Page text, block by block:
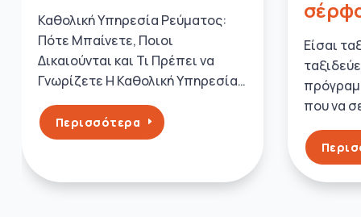
Καθολική Υπηρεσία Ρεύματος:
Πότε Μπαίνετε, Ποιοι
Δικαιούνται και Τι Πρέπει να
Γνωρίζετε Η Καθολική Υπηρεσία…
Περισσότερα
Είσαι
που να